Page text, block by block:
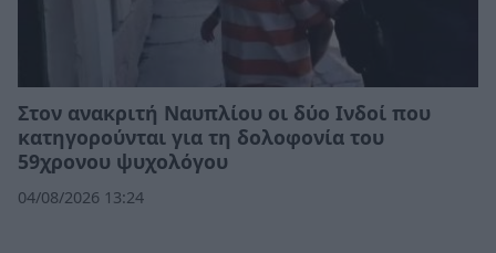
Στον ανακριτή Ναυπλίου οι δύο Ινδοί που
κατηγορούνται για τη δολοφονία του
59χρονου ψυχολόγου
04/08/2026 13:24